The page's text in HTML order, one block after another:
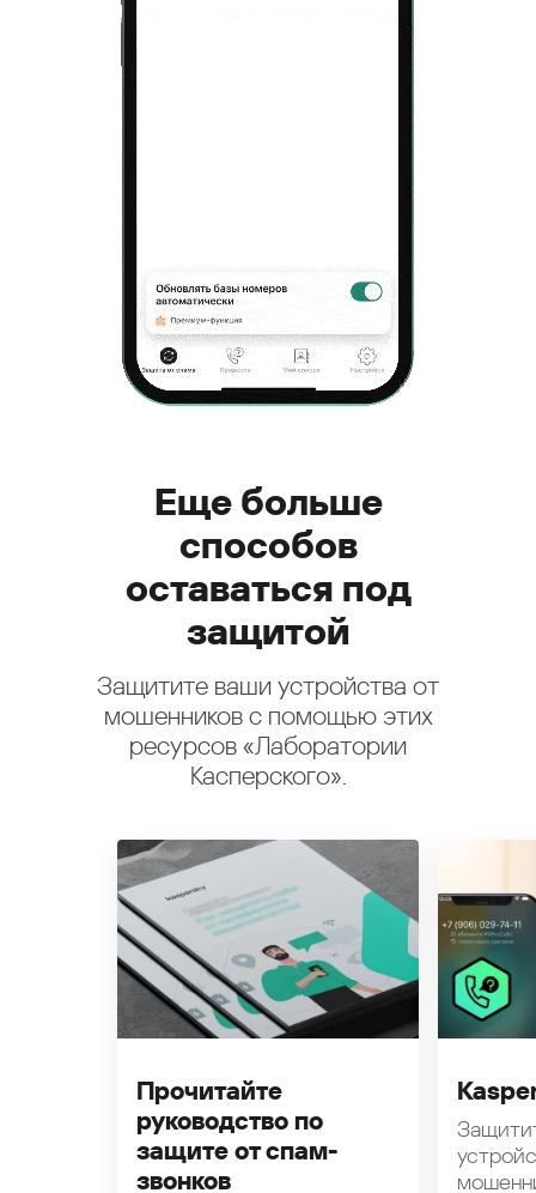
Еще больше
способов
оставаться под
защитой
Защитите ваши устройства от
мошенников с помощью этих
ресурсов «Лаборатории
Касперского».
Прочитайте
руководство по
защите от спам-
звонков